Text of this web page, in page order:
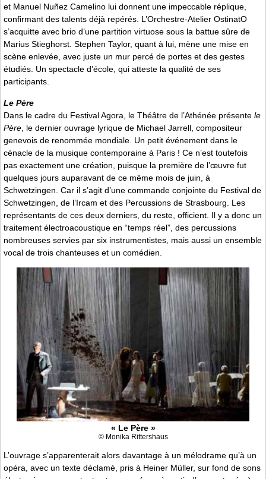
et Manuel Nuñez Camelino lui donnent une impeccable réplique,
confirmant des talents déjà repérés. L’Orchestre-Atelier OstinatO
s’acquitte avec brio d’une partition virtuose sous la battue sûre de
Marius Stieghorst. Stephen Taylor, quant à lui, mène une mise en
scène enlevée, avec juste un mur percé de portes et des gestes
étudiés. Un spectacle d’école, qui atteste la qualité de ses
participants.
Le Père
Dans le cadre du Festival Agora, le Théâtre de l’Athénée présente le
Père , le dernier ouvrage lyrique de Michael Jarrell, compositeur
genevois de renommée mondiale. Un petit événement dans le
cénacle de la musique contemporaine à Paris ! Ce n’est toutefois
pas exactement une création, puisque la première de l’œuvre fut
quelques jours auparavant de ce même mois de juin, à
Schwetzingen. Car il s’agit d’une commande conjointe du Festival de
Schwetzingen, de l’Ircam et des Percussions de Strasbourg. Les
représentants de ces deux derniers, du reste, officient. Il y a donc un
traitement électroacoustique en “temps réel”, des percussions
nombreuses servies par six instrumentistes, mais aussi un ensemble
vocal de trois chanteuses et un comédien.
« Le Père »
© Monika Rittershaus
L’ouvrage s’apparenterait alors davantage à un mélodrame qu’à un
opéra, avec un texte déclamé, pris à Heiner Müller, sur fond de sons